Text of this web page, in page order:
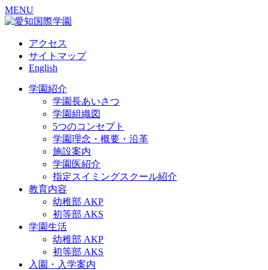
MENU
アクセス
サイトマップ
English
学園紹介
学園長あいさつ
学園組織図
5つのコンセプト
学園理念・概要・沿革
施設案内
学園医紹介
指定スイミングスクール紹介
教育内容
幼稚部 AKP
初等部 AKS
学園生活
幼稚部 AKP
初等部 AKS
入園・入学案内